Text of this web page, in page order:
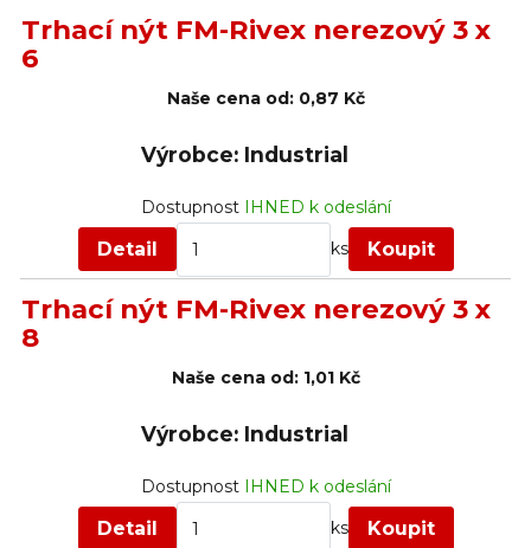
Trhací nýt FM-Rivex nerezový 3 x
6
Naše cena od:0,87 Kč
Výrobce: Industrial
DostupnostIHNED k odeslání
Detail ks Koupit
Trhací nýt FM-Rivex nerezový 3 x
8
Naše cena od:1,01 Kč
Výrobce: Industrial
DostupnostIHNED k odeslání
Detail ks Koupit